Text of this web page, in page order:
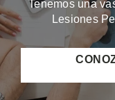
Tenemos una
Lesiones